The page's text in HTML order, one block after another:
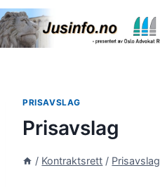
Skip
to
content
PRISAVSLAG
Prisavslag
/ Kontraktsrett / Prisavslag